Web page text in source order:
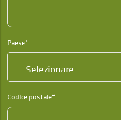
Paese*
Codice postale*